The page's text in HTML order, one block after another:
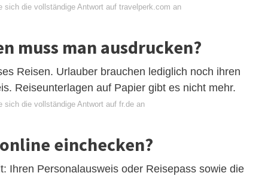
sich die vollständige Antwort auf travelperk.com an
muss man ausdrucken?
Reisen. Urlauber brauchen lediglich noch ihren
Reiseunterlagen auf Papier gibt es nicht mehr.
sich die vollständige Antwort auf fr.de an
einchecken?
Ihren Personalausweis oder Reisepass sowie die